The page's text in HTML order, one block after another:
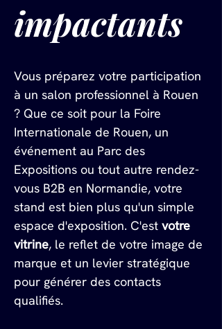
impactants
Vous préparez votre participation
à un salon professionnel à Rouen
? Que ce soit pour la Foire
Internationale de Rouen, un
événement au Parc des
Expositions ou tout autre rendez-
vous B2B en Normandie, votre
stand est bien plus qu'un simple
espace d'exposition. C'est votre
vitrine, le reflet de votre image de
marque et un levier stratégique
pour générer des contacts
qualifiés.